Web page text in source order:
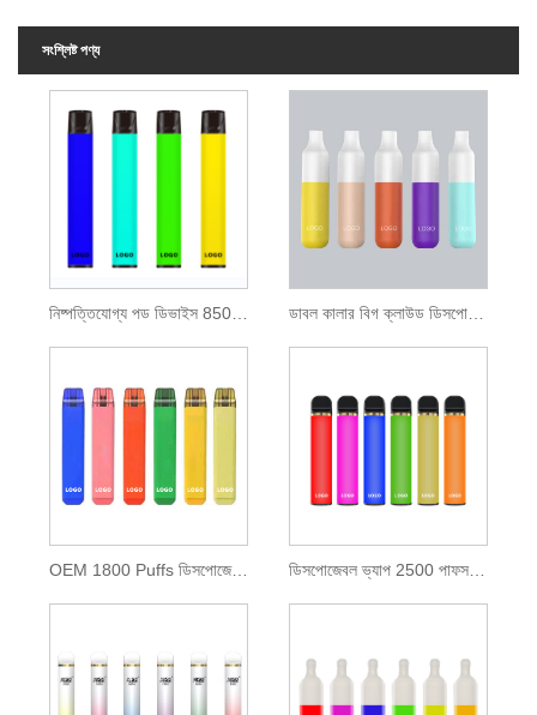
সংশ্লিষ্ট পণ্য
নিষ্পত্তিযোগ্য পড ডিভাইস 850mAh ব্যাটারি 1600 পাফ ডাবল কালার বিগ ক্লাউড ডিসপোজেবল ভ্যাপ 2000 পাফ
OEM 1800 Puffs ডিসপোজেবল POD ডিভাইস ডিসপোজেবল ভ্যাপ 2500 পাফস 9.5 মিলি ই-তরল সহ